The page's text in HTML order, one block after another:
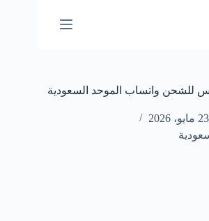
للشحن واتساب الموحد السعودية
23 مايو، 2026